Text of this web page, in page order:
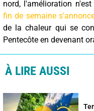
nord, l'amélioration
fin de semaine
de la chaleur qui se
Pentecôte en devenant
À LIRE AUSSI